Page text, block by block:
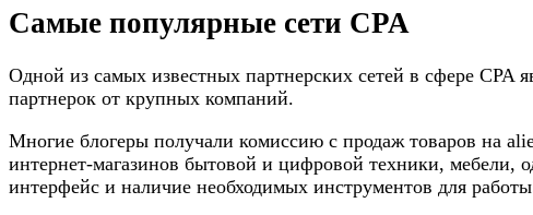
Самые популярные сети CPA
Одной из самых известных партнерских сетей в сфере CPA
партнерок от крупных компаний.
Многие блогеры получали комиссию с продаж товаров на
интернет-магазинов бытовой и цифровой техники, мебели,
интерфейс и наличие необходимых инструментов для